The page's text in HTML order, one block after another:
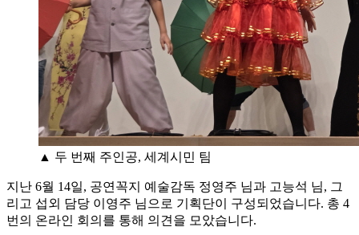
▲ 두 번째 주인공, 세계시민 팀
지난 6월 14일, 공연꼭지 예술감독 정영주 님과 고능석 님, 그
리고 섭외 담당 이영주 님으로 기획단이 구성되었습니다. 총 4
번의 온라인 회의를 통해 의견을 모았습니다.